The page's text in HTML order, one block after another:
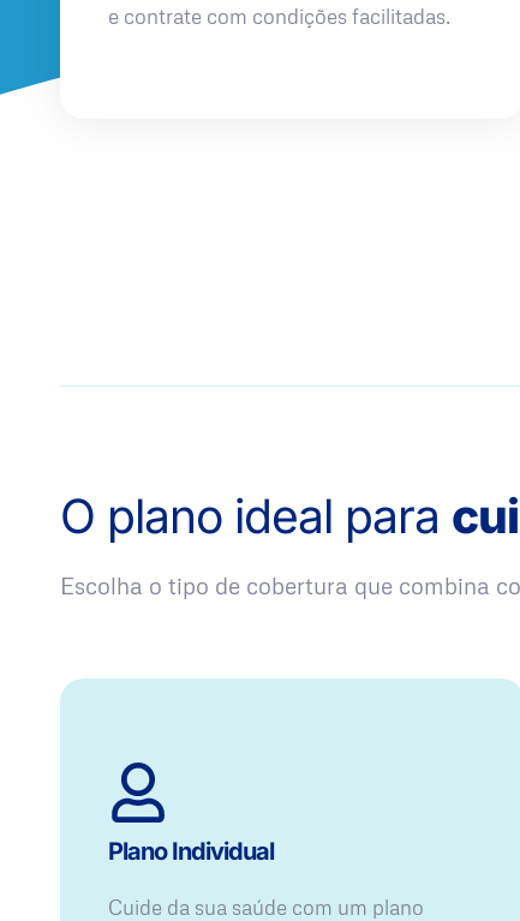
e contrate com condições facilitadas.
O plano ideal para
Escolha o tipo de cobertura que combina
Plano Individual
Cuide da sua saúde com um plano